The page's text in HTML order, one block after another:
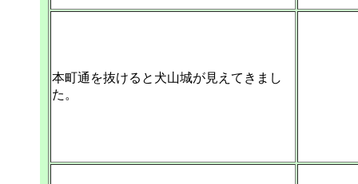
本町通を抜けると犬山城が見えてきまし
た。